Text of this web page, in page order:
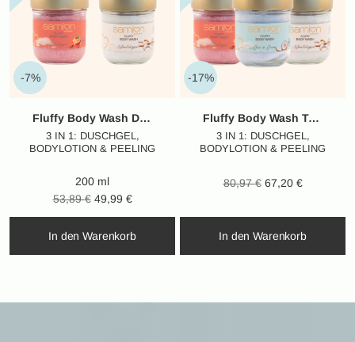
-7%
Fluffy Body Wash Duo / Winter Edition
3 IN 1: DUSCHGEL,
BODYLOTION & PEELING
200 ml
53,89€ Ursprünglicher
Preis war:
53,89 €
49,99 €Aktueller
Preis ist:
49,99 €.
In den Warenkorb
-17%
Fluffy Body Wash Trio – Winter Edition
3 IN 1: DUSCHGEL,
BODYLOTION & PEELING
80,97€ Ursprünglicher
67,20 €Aktueller
In den Warenkorb